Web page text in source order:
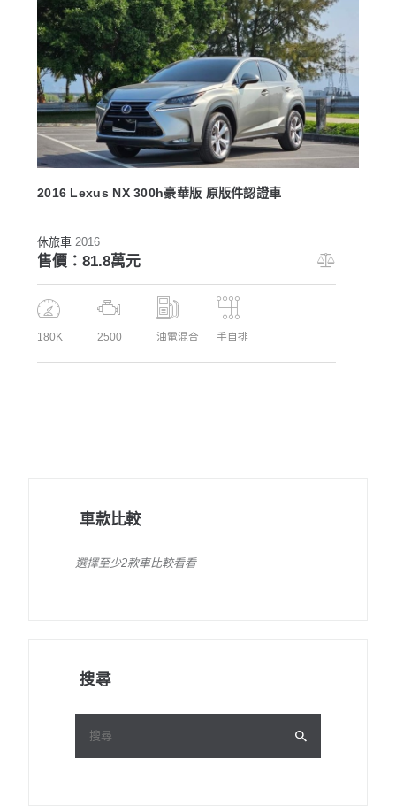
2016 Lexus NX 300h豪華版 原版件認證車
休旅車 2016
售價：81.8萬元
180K 2500 油電混合 手自排
車款比較
選擇至少2款車比較看看
搜尋
關